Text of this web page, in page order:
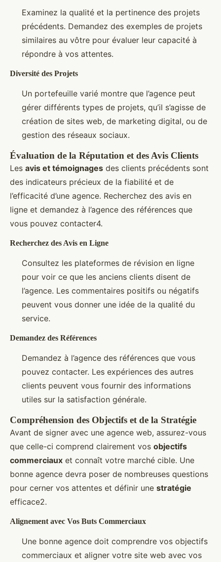
Examinez la qualité et la pertinence des projets
précédents. Demandez des exemples de projets
similaires au vôtre pour évaluer leur capacité à
répondre à vos attentes.
Diversité des Projets
Un portefeuille varié montre que l’agence peut
gérer différents types de projets, qu’il s’agisse de
création de sites web, de marketing digital, ou de
gestion des réseaux sociaux.
Évaluation de la Réputation et des Avis Clients
Les avis et témoignages des clients précédents sont
des indicateurs précieux de la fiabilité et de
l’efficacité d’une agence. Recherchez des avis en
ligne et demandez à l’agence des références que
vous pouvez contacter4.
Recherchez des Avis en Ligne
Consultez les plateformes de révision en ligne
pour voir ce que les anciens clients disent de
l’agence. Les commentaires positifs ou négatifs
peuvent vous donner une idée de la qualité du
service.
Demandez des Références
Demandez à l’agence des références que vous
pouvez contacter. Les expériences des autres
clients peuvent vous fournir des informations
utiles sur la satisfaction générale.
Compréhension des Objectifs et de la Stratégie
Avant de signer avec une agence web, assurez-vous
que celle-ci comprend clairement vos objectifs
commerciaux et connaît votre marché cible. Une
bonne agence devra poser de nombreuses questions
pour cerner vos attentes et définir une stratégie
efficace2.
Alignement avec Vos Buts Commerciaux
Une bonne agence doit comprendre vos objectifs
commerciaux et aligner votre site web avec vos